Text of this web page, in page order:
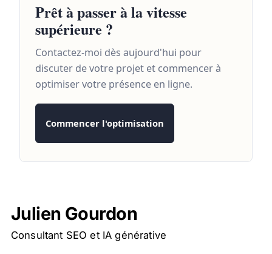
Prêt à passer à la vitesse
supérieure ?
Contactez-moi dès aujourd'hui pour
discuter de votre projet et commencer à
optimiser votre présence en ligne.
Commencer l'optimisation
Julien Gourdon
Consultant SEO et IA générative